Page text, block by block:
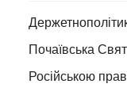
Почаївська
Російською